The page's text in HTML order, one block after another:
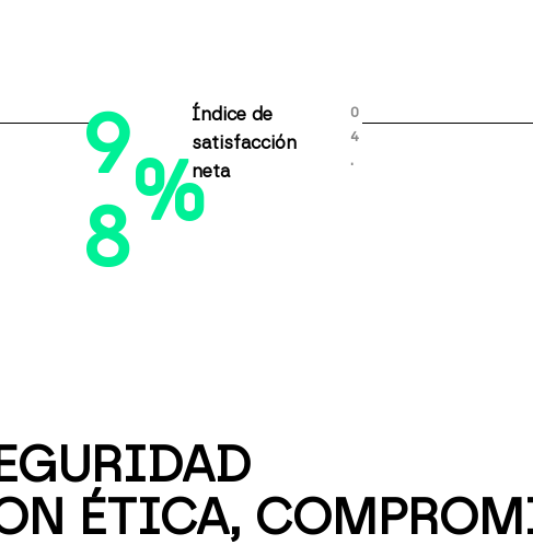
9
8
%
Índice de
satisfacción
neta
0
4
.
ÉTICA,